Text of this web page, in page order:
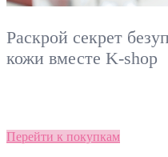
Раскрой секрет
кожи вместе K-shop
Перейти к покупкам